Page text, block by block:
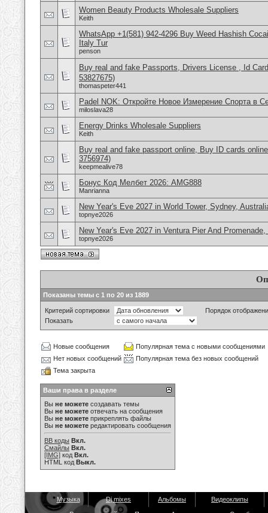
Women Beauty Products Wholesale Suppliers
Keith
WhatsApp +1(581) 942-4296 Buy Weed Hashish
Italy Tur
penson
Buy real and fake Passports, Drivers License , Id
53827675)
thomaspeter441
Padel NOK: Откройте Новое Измерение Спорта в
miloslava28
Energy Drinks Wholesale Suppliers
Keith
Buy real and fake passport online, Buy ID cards
3756974)
keepmealive78
Бонус Код Мелбет 2026: AMG888
Manrianna
New Year's Eve 2027 in World Tower, Sydney,
topnye2026
New Year's Eve 2027 in Ventura Pier And Promenade,
topnye2026
Показаны темы с 1 по 20 из 1889
Критерий сортировки
Порядок
Показать
Новые сообщения
Популярная тема с новыми сообщениями
Нет новых сообщений
Популярная тема без новых сообщений
Тема закрыта
Ваши права в разделе
Вы не можете создавать темы
Вы не можете отвечать на сообщения
Вы не можете прикреплять файлы
Вы не можете редактировать сообщения
BB коды Вкл.
Смайлы Вкл.
[IMG] код Вкл.
HTML код Выкл.
Музыка Dj mixes Альбомы Видеоклипы